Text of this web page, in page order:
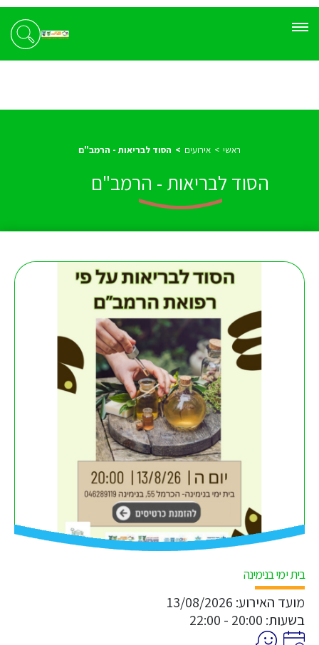
ראשי אירועים הסוד לבריאות - הרמב"ם
הסוד לבריאות - הרמב"ם
בית ימי בנימינה
מועד האירוע: 13/08/2026
בשעות: 20:00 - 22:00